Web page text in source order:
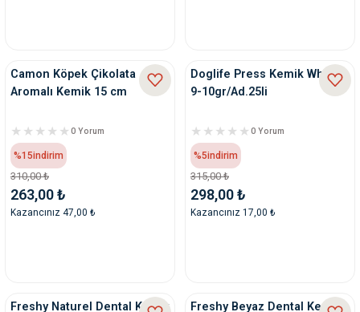
Camon Köpek Çikolata
Aromalı Kemik 15 cm
0 Yorum
%15indirim
310,00 ₺
263,00 ₺
Kazancınız 47,00 ₺
Doglife Press Kemik White
9-10gr/Ad.25li
0 Yorum
%5indirim
315,00 ₺
298,00 ₺
Kazancınız 17,00 ₺
Freshy Naturel Dental Kemik
Freshy Beyaz Dental Kemik